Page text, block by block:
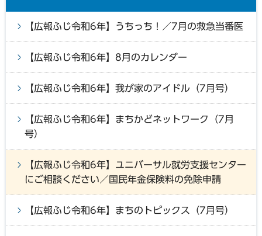
【広報ふじ令和6年】うちっち！／7月の救急当番医
【広報ふじ令和6年】8月のカレンダー
【広報ふじ令和6年】我が家のアイドル（7月号）
【広報ふじ令和6年】まちかどネットワーク（7月
号）
【広報ふじ令和6年】ユニバーサル就労支援センター
にご相談ください／国民年金保険料の免除申請
【広報ふじ令和6年】まちのトピックス（7月号）